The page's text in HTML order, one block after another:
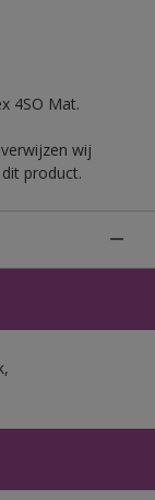
4SO Mat.
wij
product.